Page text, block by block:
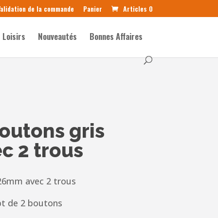
de la commande Panier Articles 0
Loisirs Nouveautés Bonnes Affaires
gris
2 trous
avec 2 trous
de 2 boutons